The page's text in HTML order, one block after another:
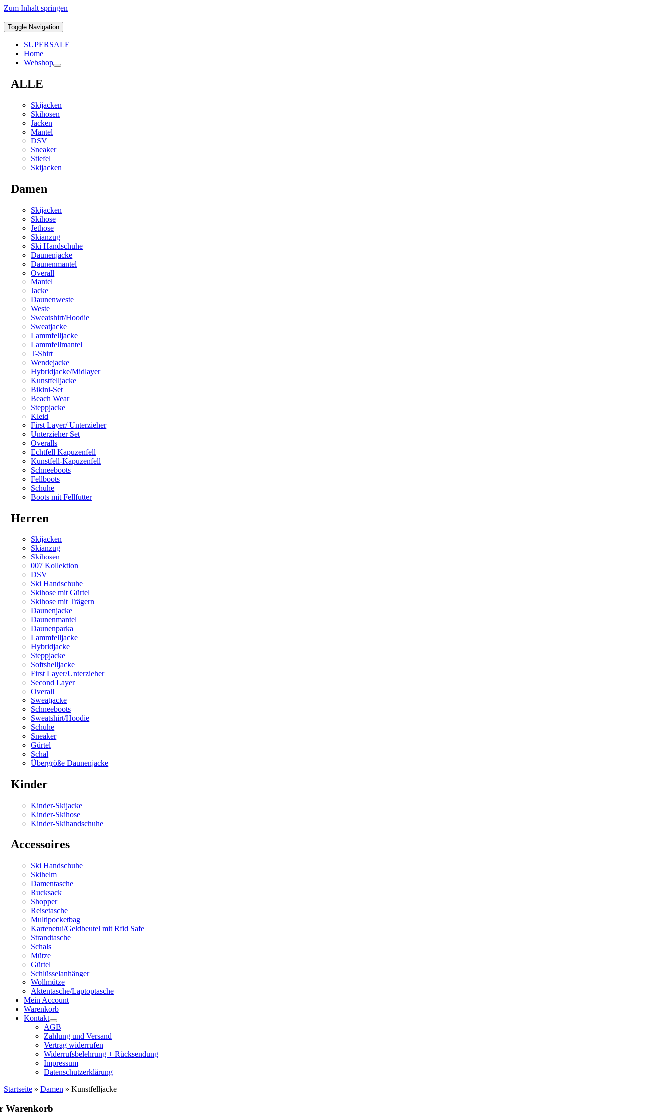
Zum Inhalt springen
Toggle Navigation
SUPERSALE
Home
Webshop
ALLE
Skijacken
Skihosen
Jacken
Mantel
DSV
Sneaker
Stiefel
Skijacken
Damen
Skijacken
Skihose
Jethose
Skianzug
Ski Handschuhe
Daunenjacke
Daunenmantel
Overall
Mantel
Jacke
Daunenweste
Weste
Sweatshirt/Hoodie
Sweatjacke
Lammfelljacke
Lammfellmantel
T-Shirt
Wendejacke
Hybridjacke/Midlayer
Kunstfelljacke
Bikini-Set
Beach Wear
Steppjacke
Kleid
First Layer/ Unterzieher
Unterzieher Set
Overalls
Echtfell Kapuzenfell
Kunstfell-Kapuzenfell
Schneeboots
Fellboots
Schuhe
Boots mit Fellfutter
Herren
Skijacken
Skianzug
Skihosen
007 Kollektion
DSV
Ski Handschuhe
Skihose mit Gürtel
Skihose mit Trägern
Daunenjacke
Daunenmantel
Daunenparka
Lammfelljacke
Hybridjacke
Steppjacke
Softshelljacke
First Layer/Unterzieher
Second Layer
Overall
Sweatjacke
Schneeboots
Sweatshirt/Hoodie
Schuhe
Sneaker
Gürtel
Schal
Übergröße Daunenjacke
Kinder
Kinder-Skijacke
Kinder-Skihose
Kinder-Skihandschuhe
Accessoires
Ski Handschuhe
Skihelm
Damentasche
Rucksack
Shopper
Reisetasche
Multipocketbag
Kartenetui/Geldbeutel mit Rfid Safe
Strandtasche
Schals
Mütze
Gürtel
Schlüsselanhänger
Wollmütze
Aktentasche/Laptoptasche
Mein Account
Warenkorb
Kontakt
AGB
Zahlung und Versand
Vertrag widerrufen
Widerrufsbelehrung + Rücksendung
Impressum
Datenschutzerklärung
Startseite » Damen » Kunstfelljacke
Warenkorb